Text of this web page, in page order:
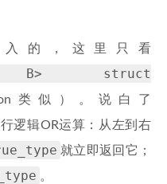
入的，这里只看
B> struct
类似）。说白了
逻辑OR运算：从左到右
就立即返回它；
。